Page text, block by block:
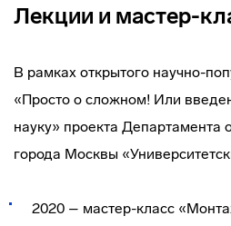
Лекции и мастер-
В рамках открытого научно-
«Просто о сложном! Или
науку» проекта Департамента
города Москвы
2020 – мастер-класс